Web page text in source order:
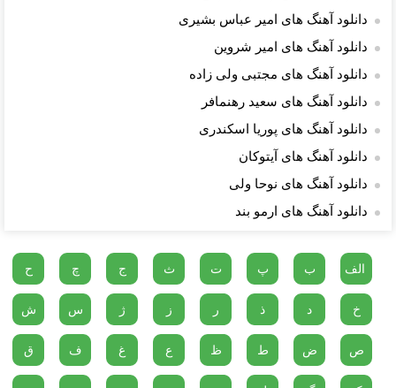
دانلود آهنگ های امیر عباس بشیری
دانلود آهنگ های امیر شروین
دانلود آهنگ های مجتبی ولی زاده
دانلود آهنگ های سعید رهنمافر
دانلود آهنگ های پوریا اسکندری
دانلود آهنگ های آیتوکان
دانلود آهنگ های نوحا ولی
دانلود آهنگ های ارمو بند
الف ب پ ت ث ج چ ح
خ د ذ ر ز ژ س ش
ص ض ط ظ ع غ ف ق